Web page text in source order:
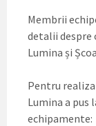
Membrii
detalii despre
Lumina și
Pentru
Lumina a pus
echipamente: